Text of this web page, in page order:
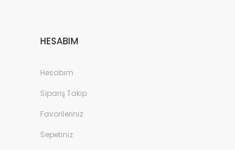
HESABIM
Hesabım
Sipariş Takip
Favorileriniz
Sepetiniz